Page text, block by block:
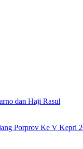
dan Haji Rasul
Porprov Ke V Kepri